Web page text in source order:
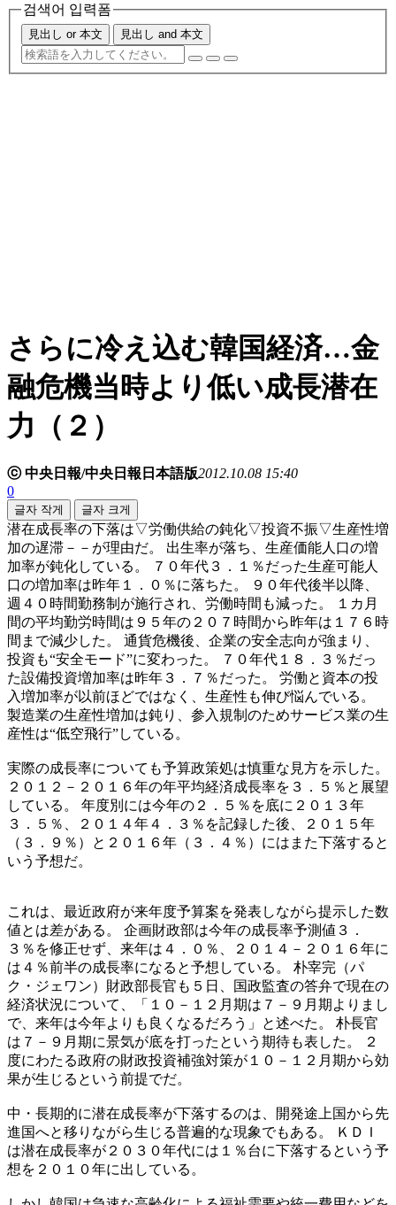
검색어 입력폼
見出し or 本文 見出し and 本文
さらに冷え込む韓国経済…金
融危機当時より低い成長潜在
力（２）
ⓒ 中央日報/中央日報日本語版2012.10.08 15:40
0
글자 작게 글자 크게
潜在成長率の下落は▽労働供給の鈍化▽投資不振▽生産性増
加の遅滞－－が理由だ。 出生率が落ち、生産価能人口の増
加率が鈍化している。 ７０年代３．１％だった生産可能人
口の増加率は昨年１．０％に落ちた。 ９０年代後半以降、
週４０時間勤務制が施行され、労働時間も減った。 １カ月
間の平均勤労時間は９５年の２０７時間から昨年は１７６時
間まで減少した。 通貨危機後、企業の安全志向が強まり、
投資も“安全モード”に変わった。 ７０年代１８．３％だっ
た設備投資増加率は昨年３．７％だった。 労働と資本の投
入増加率が以前ほどではなく、生産性も伸び悩んでいる。
製造業の生産性増加は鈍り、参入規制のためサービス業の生
産性は“低空飛行”している。
実際の成長率についても予算政策処は慎重な見方を示した。
２０１２－２０１６年の年平均経済成長率を３．５％と展望
している。 年度別には今年の２．５％を底に２０１３年
３．５％、２０１４年４．３％を記録した後、２０１５年
（３．９％）と２０１６年（３．４％）にはまた下落すると
いう予想だ。
これは、最近政府が来年度予算案を発表しながら提示した数
値とは差がある。 企画財政部は今年の成長率予測値３．
３％を修正せず、来年は４．０％、２０１４－２０１６年に
は４％前半の成長率になると予想している。 朴宰完（パ
ク・ジェワン）財政部長官も５日、国政監査の答弁で現在の
経済状況について、「１０－１２月期は７－９月期よりまし
で、来年は今年よりも良くなるだろう」と述べた。 朴長官
は７－９月期に景気が底を打ったという期待も表した。 ２
度にわたる政府の財政投資補強対策が１０－１２月期から効
果が生じるという前提でだ。
中・長期的に潜在成長率が下落するのは、開発途上国から先
進国へと移りながら生じる普遍的な現象でもある。 ＫＤＩ
は潜在成長率が２０３０年代には１％台に下落するという予
想を２０１０年に出している。